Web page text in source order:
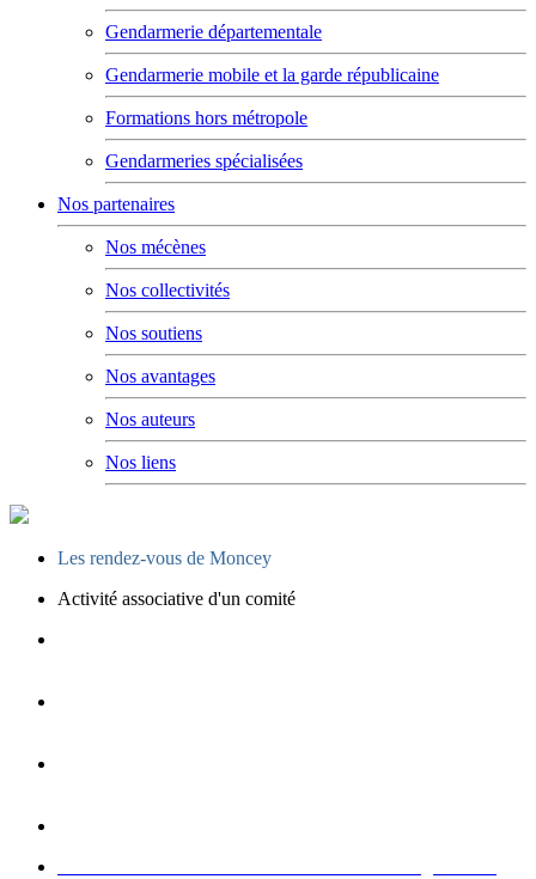
Gendarmerie départementale
Gendarmerie mobile et la garde républicaine
Formations hors métropole
Gendarmeries spécialisées
Nos partenaires
Nos mécènes
Nos collectivités
Nos soutiens
Nos avantages
Nos auteurs
Nos liens
Les rendez-vous de Moncey
Activité associative d'un comité